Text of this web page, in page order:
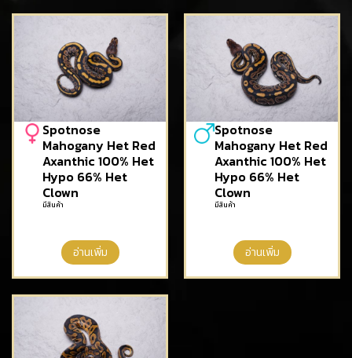
Spotnose
Mahogany Het Red
Axanthic 100% Het
Hypo 66% Het
Clown
มีสินค้า
อ่านเพิ่ม
Spotnose
Mahogany Het Red
Axanthic 100% Het
Hypo 66% Het
Clown
มีสินค้า
อ่านเพิ่ม